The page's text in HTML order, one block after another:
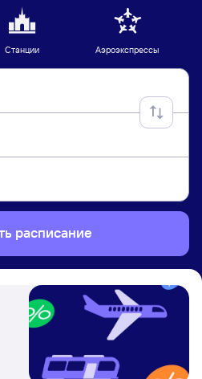
Станции Аэроэкспрессы
расписание